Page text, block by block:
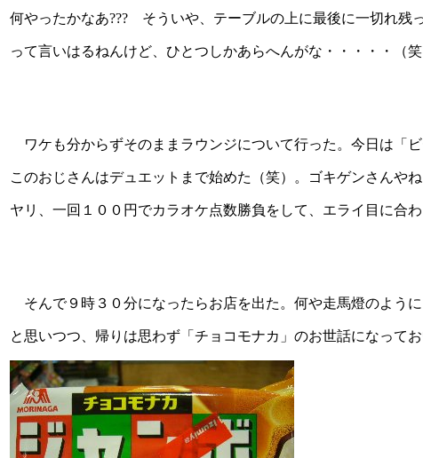
何やったかなあ??? そういや、テーブルの上に最後に一切れ残
って言いはるねんけど、ひとつしかあらへんがな・・・・・（笑
ワケも分からずそのままラウンジについて行った。今日は「
このおじさんはデュエットまで始めた（笑）。ゴキゲンさんや
ヤリ、一回１００円でカラオケ点数勝負をして、エライ目に合
そんで９時３０分になったらお店を出た。何や走馬燈のよう
と思いつつ、帰りは思わず「チョコモナカ」のお世話になってお